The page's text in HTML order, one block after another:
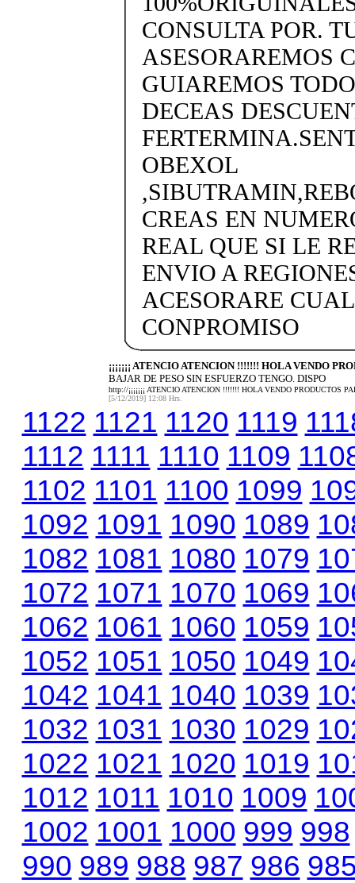
CONSULTA POR.
ASESORAREMOS
GUIAREMOS
DECEAS
OBEXOL
CREAS EN
REAL QUE SI LE
ENVIO A
ACESORARE
CONPROMISO
¡¡¡¡¡¡¡ ATENCIO ATENCION !!!!!!! HOLA VENDO
BAJAR DE PESO SIN ESFUERZO TENGO. DISPO
http://¡¡¡¡¡¡¡ ATENCIO ATENCION !!!!!!! HOLA VENDO PRODUCTOS
[5/12/2019] 12:08 Hrs.
1122 1121 1120 1119
1112 1111 1110 1109
1102 1101 1100 1099
1092 1091 1090 1089
1082 1081 1080 1079
1072 1071 1070 1069
1062 1061 1060 1059
1052 1051 1050 1049
1042 1041 1040 1039
1032 1031 1030 1029
1022 1021 1020 1019
1012 1011 1010 1009
1002 1001 1000 999 998
990 989 988 987 986